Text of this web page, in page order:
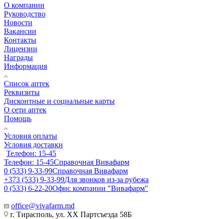
О компании
Руководство
Новости
Вакансии
Контакты
Лицензии
Награды
Информация
Список аптек
Реквизиты
Дисконтные и социальные карты
О сети аптек
Помощь
Условия оплаты
Условия доставки
Телефон: 15-45
Телефон: 15-45Справочная Вивафарм
0 (533) 9-33-99Справочная Вивафарм
+373 (533) 9-33-99Для звонков из-за рубежа
0 (533) 6-22-20Офис компании "Вивафарм"
office@vivafarm.md
г. Тирасполь, ул. ХХ Партсъезда 58Б